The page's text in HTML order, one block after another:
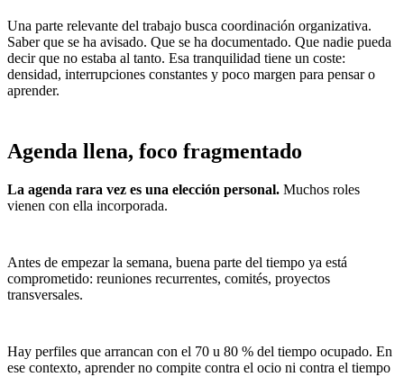
Una parte relevante del trabajo busca coordinación organizativa.
Saber que se ha avisado. Que se ha documentado. Que nadie pueda
decir que no estaba al tanto. Esa tranquilidad tiene un coste:
densidad, interrupciones constantes y poco margen para pensar o
aprender.
Agenda llena, foco fragmentado
La agenda rara vez es una elección personal. Muchos roles
vienen con ella incorporada.
Antes de empezar la semana, buena parte del tiempo ya está
comprometido: reuniones recurrentes, comités, proyectos
transversales.
Hay perfiles que arrancan con el 70 u 80 % del tiempo ocupado. En
ese contexto, aprender no compite contra el ocio ni contra el tiempo